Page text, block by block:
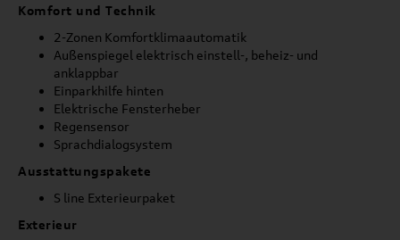
Komfort und Technik
2-Zonen Komfortklimaautomatik
Außenspiegel elektrisch einstell-, beheiz- und
anklappbar
Einparkhilfe hinten
Elektrische Fensterheber
Regensensor
Sprachdialogsystem
Ausstattungspakete
S line Exterieurpaket
Exterieur